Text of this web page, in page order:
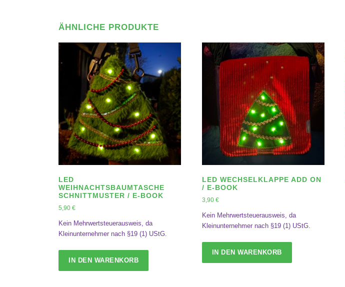
ÄHNLICHE PRODUKTE
LED
WEIHNACHTSBAUMTASCHE
SCHNITTMUSTER / E-BOOK
5,90 €
Kein Mehrwertsteuerausweis, da
Kleinunternehmer nach §19 (1) UStG.
IN DEN WARENKORB
LED WECHSELKLAPPE ADD ON
/ E-BOOK
3,90 €
Kein Mehrwertsteuerausweis, da
Kleinunternehmer nach §19 (1) UStG.
IN DEN WARENKORB